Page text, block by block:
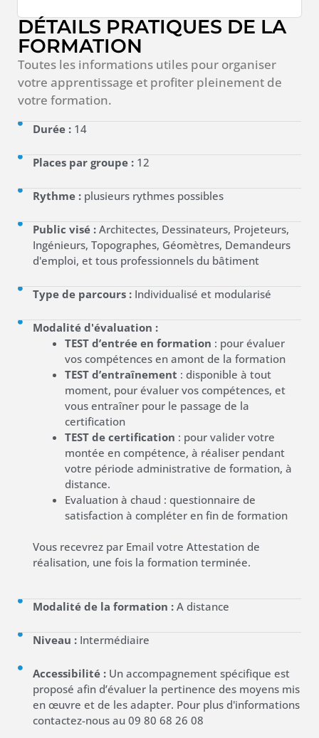
DÉTAILS PRATIQUES DE LA
FORMATION
Toutes les informations utiles pour organiser
votre apprentissage et profiter pleinement de
votre formation.
Durée : 14
Places par groupe : 12
Rythme : plusieurs rythmes possibles
Public visé : Architectes, Dessinateurs, Projeteurs,
Ingénieurs, Topographes, Géomètres, Demandeurs
d'emploi, et tous professionnels du bâtiment
Type de parcours : Individualisé et modularisé
Modalité d'évaluation :
TEST d’entrée en formation : pour évaluer
vos compétences en amont de la formation
TEST d’entraînement : disponible à tout
moment, pour évaluer vos compétences, et
vous entraîner pour le passage de la
certification
TEST de certification : pour valider votre
montée en compétence, à réaliser pendant
votre période administrative de formation, à
distance.
Evaluation à chaud : questionnaire de
satisfaction à compléter en fin de formation
Vous recevrez par Email votre Attestation de
réalisation, une fois la formation terminée.
Modalité de la formation : A distance
Niveau : Intermédiaire
Accessibilité : Un accompagnement spécifique est
proposé afin d’évaluer la pertinence des moyens mis
en œuvre et de les adapter. Pour plus d'informations
contactez-nous au 09 80 68 26 08